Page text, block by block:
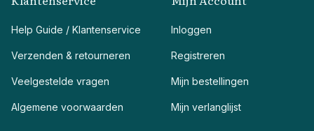
Help Guide / Klantenservice
Verzenden & retourneren
Veelgestelde vragen
Algemene voorwaarden
Inloggen
Registreren
Mijn bestellingen
Mijn verlanglijst